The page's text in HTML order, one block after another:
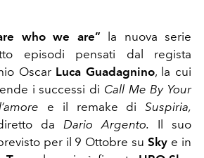
who we are”
la nuova serie
episodi pensati dal regista
Oscar Luca Guadagnino, la cui
i successi di Call Me By Your
e il remake di Suspiria,
da Dario Argento. Il suo
per il 9 Ottobre su Sky e in